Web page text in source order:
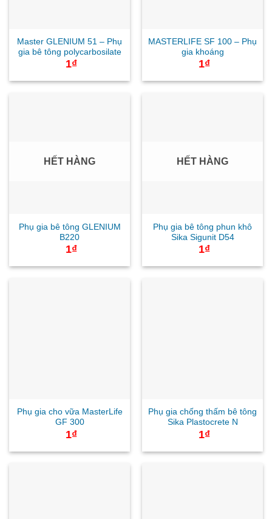
Master GLENIUM 51 – Phụ
gia bê tông polycarbosilate
1₫
MASTERLIFE SF 100 – Phụ
gia khoáng
1₫
HẾT HÀNG
Phụ gia bê tông GLENIUM
B220
1₫
HẾT HÀNG
Phụ gia bê tông phun khô
Sika Sigunit D54
1₫
Phụ gia cho vữa MasterLife
GF 300
1₫
Phụ gia chống thấm bê tông
Sika Plastocrete N
1₫